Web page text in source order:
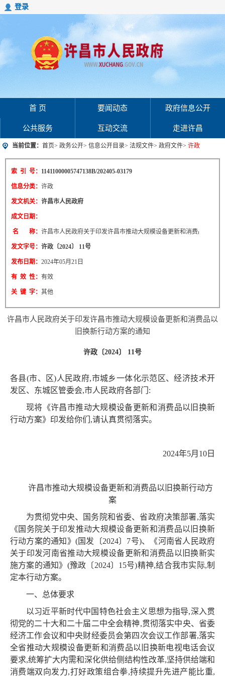
登录
首 页 要闻动态 政府信息公开
公共服务 互动交流 走进许昌
当前位置： 首页> 政务公开> 信息公开目录> 法规文件> 政府文件> 许政
索 引 号： 11411000005747138B/202405-03179
信息分类： 许政
发文机关： 许昌市人民政府
成文日期：
名 称： 许昌市人民政府关于印发许昌市推动大规模设备更新和消费品以旧换
发文字号： 许政〔2024〕 11号
发布日期： 2024年05月21日
有 效 性： 有效
关 键 字： 其他
许昌市人民政府关于印发许昌市推动大规模设备更新和消费品以
旧换新行动方案的通知
许政〔2024〕 11号
各县(市、区)人民政府,市城乡一体化示范区、经济技术开
发区、东城区管委会,市人民政府各部门:
现将《许昌市推动大规模设备更新和消费品以旧换新
行动方案》印发给你们,请认真贯彻落实。
2024年5月10日
许昌市推动大规模设备更新和消费品以旧换新行动方
案
为贯彻党中央、国务院和省委、省政府决策部署,落实
《国务院关于印发推动大规模设备更新和消费品以旧换新
行动方案的通知》(国发〔2024〕7号)、《河南省人民政府
关于印发河南省推动大规模设备更新和消费品以旧换新实
施方案的通知》(豫政〔2024〕15号)精神,结合我市实际,制
定本行动方案。
一、总体要求
以习近平新时代中国特色社会主义思想为指导,深入贯
彻党的二十大和二十届二中全会精神,贯彻落实中央、省委
经济工作会议和中央财经委员会第四次会议工作部署,落实
全省推动大规模设备更新和消费品以旧换新电视电话会议
要求,统筹扩大内需和深化供给侧结构性改革,坚持供给端和
消费端双向发力,打好政策组合拳,持续提升先进产能比重,